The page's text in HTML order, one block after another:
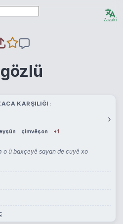
Zazakî
KARŞILIĞI
›
çimvêşon +1
û baxçeyê sayan de cuyê xo